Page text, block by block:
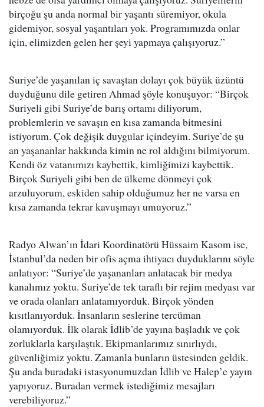
birçoğu şu anda normal bir yaşantı süremiyor, okula
gidemiyor, sosyal yaşantıları yok. Programımızda onlar
için, elimizden gelen her şeyi yapmaya çalışıyoruz.”
Suriye’de yaşanılan iç savaştan dolayı çok büyük üzüntü
duyduğunu dile getiren Ahmad şöyle konuşuyor: “Birçok
Suriyeli gibi Suriye’de barış ortamı diliyorum,
problemlerin ve savaşın en kısa zamanda bitmesini
istiyorum. Çok değişik duygular içindeyim. Suriye’de şu
an yaşananlar hakkında kimin ne rol aldığını bilmiyorum.
Kendi öz vatanımızı kaybettik, kimliğimizi kaybettik.
Birçok Suriyeli gibi ben de ülkeme dönmeyi çok
arzuluyorum, eskiden sahip olduğumuz her ne varsa en
kısa zamanda tekrar kavuşmayı umuyoruz.”
Radyo Alwan’ın İdari Koordinatörü Hüssaim Kasom ise,
İstanbul’da neden bir ofis açma ihtiyacı duyduklarını söyle
anlatıyor: “Suriye’de yaşananları anlatacak bir medya
kanalımız yoktu. Suriye’de tek taraflı bir rejim medyası var
ve orada olanları anlatamıyorduk. Birçok yönden
kısıtlanıyorduk. İnsanların seslerine tercüman
olamıyorduk. İlk olarak İdlib’de yayına başladık ve çok
zorluklarla karşılaştık. Ekipmanlarımız sınırlıydı,
güvenliğimiz yoktu. Zamanla bunların üstesinden geldik.
Şu anda buradaki istasyonumuzdan İdlib ve Halep’e yayın
yapıyoruz. Buradan vermek istediğimiz mesajları
verebiliyoruz.”